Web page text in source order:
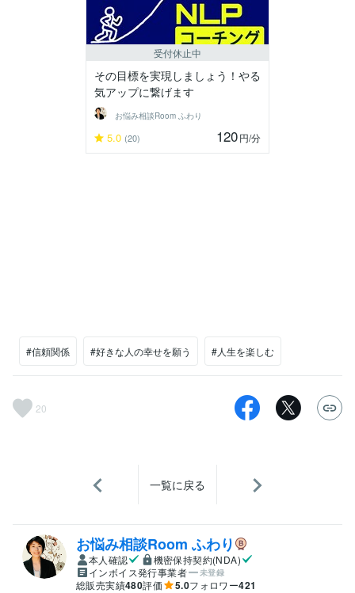
受付休止中
その目標を実現しましょう！やる
気アップに繋げます
‪‬お悩み相談Room‪ ふわり
5.0 (20) 120円/分
#信頼関係 #好きな人の幸せを願う #人生を楽しむ
20
一覧に戻る
‪‬お悩み相談Room‪ ふわり
本人確認
機密保持契約(NDA)
インボイス発行事業者
未登録
総販売実績480評価 5.0フォロワー421